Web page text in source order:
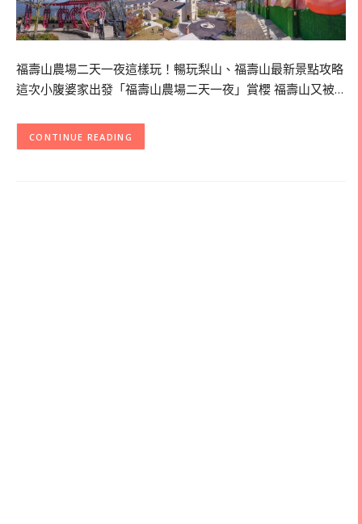
福壽山農場二天一夜這樣玩！暢玩梨山、福壽山最新景點攻略
這次小腹婆家出發「福壽山農場二天一夜」賞櫻 福壽山又被…
CONTINUE READING